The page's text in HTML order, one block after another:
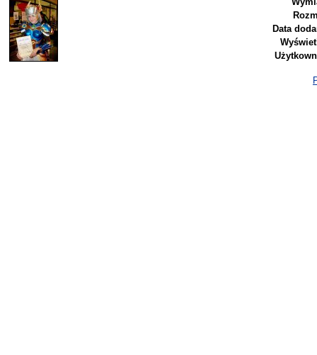
Data